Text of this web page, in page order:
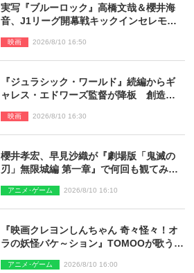
実写『ブルーロック』高橋文哉＆櫻井海
音、J1リーグ開幕戦キックインセレモニ
映画 2026/8/10 16:50
『ジュラシック・ワールド』続編からギ
ャレス・エドワーズ監督が降板 創造性
映画 2026/8/10 16:30
櫻井孝宏、早見沙織が『劇場版「鬼滅の
刃」無限城編 第一章』で何回も観てみた
アニメ･ゲーム 2026/8/10 16:10
『映画クレヨンしんちゃん 奇々怪々！オ
ラの妖怪バケ～ション』TOMOOが歌う主
アニメ･ゲーム 2026/8/10 16:00